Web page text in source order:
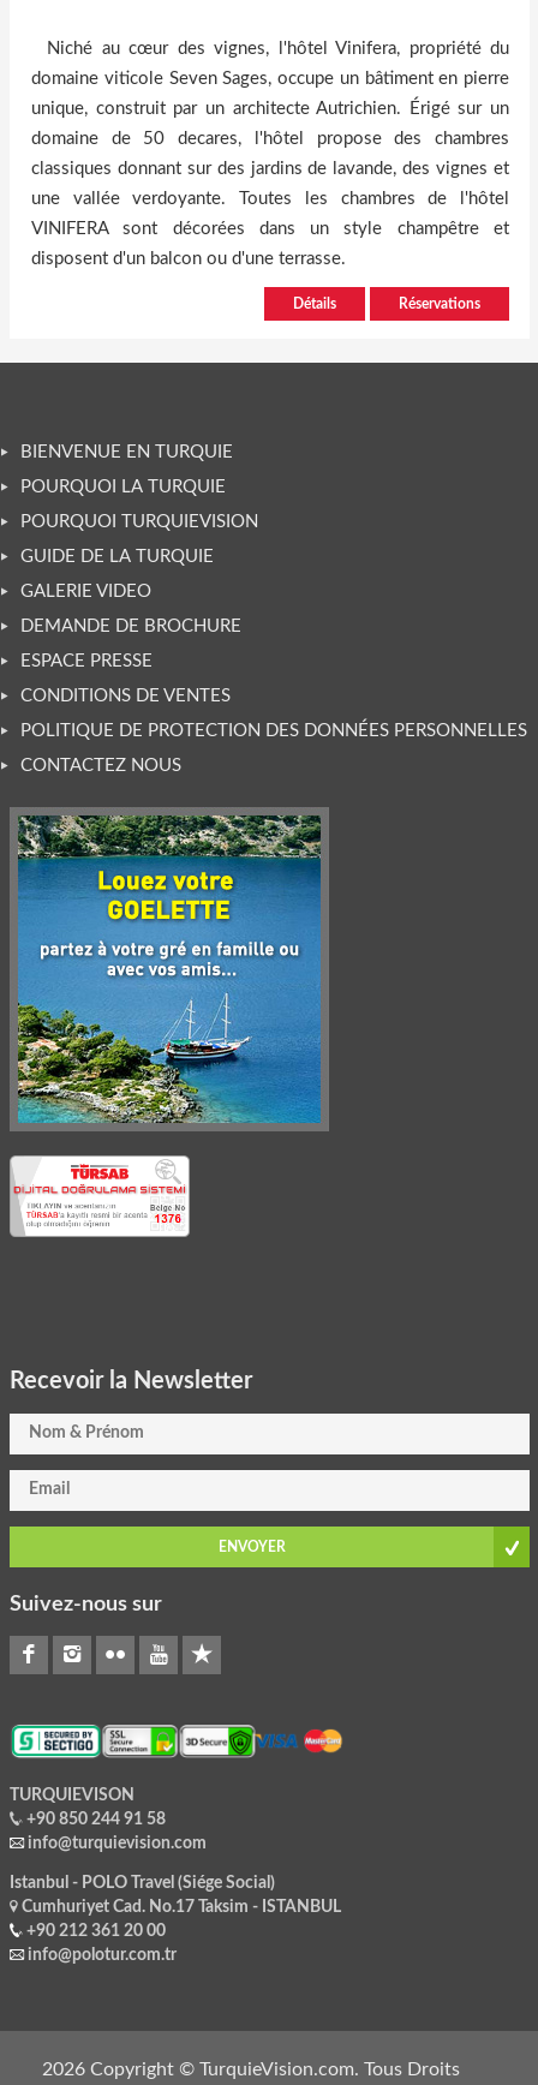
Niché au cœur des vignes, l'hôtel Vinifera, propriété du
domaine viticole Seven Sages, occupe un bâtiment en pierre
unique, construit par un architecte Autrichien. Érigé sur un
domaine de 50 decares, l'hôtel propose des chambres
classiques donnant sur des jardins de lavande, des vignes et
une vallée verdoyante. Toutes les chambres de l'hôtel
VINIFERA sont décorées dans un style champêtre et
disposent d'un balcon ou d'une terrasse.
Détails Réservations
BIENVENUE EN TURQUIE
POURQUOI LA TURQUIE
POURQUOI TURQUIEVISION
GUIDE DE LA TURQUIE
GALERIE VIDEO
DEMANDE DE BROCHURE
ESPACE PRESSE
CONDITIONS DE VENTES
POLITIQUE DE PROTECTION DES DONNÉES PERSONNELLES
CONTACTEZ NOUS
Recevoir la Newsletter
ENVOYER
Suivez-nous sur
TURQUIEVISON
+90 850 244 91 58
info@turquievision.com
Istanbul - POLO Travel (Siége Social)
Cumhuriyet Cad. No.17 Taksim - ISTANBUL
+90 212 361 20 00
info@polotur.com.tr
2026 Copyright © TurquieVision.com. Tous Droits